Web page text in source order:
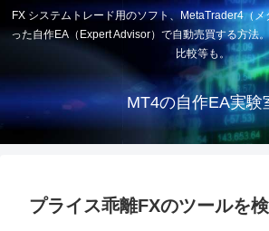
FX システムトレード用のソフト、MetaTrader4（メ
った自作EA（Expert Advisor）で自動売買する方法
比較等も。
MT4の自作EA実験
プライス乖離FXのツールを